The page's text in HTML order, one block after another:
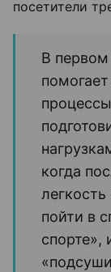
посетители
В
когда
пойти в
спорте»,